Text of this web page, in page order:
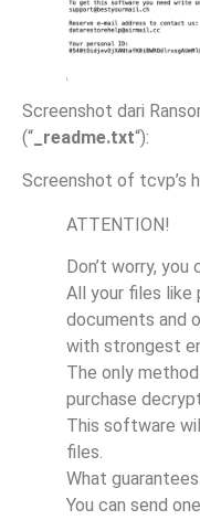
Screenshot dari
(“ _readme.txt“):
Screenshot of tcvp’s
ATTENTION!
Don’t worry,
All your files like
documents and
with strongest
The only
purchase
This software
files.
What
You can send